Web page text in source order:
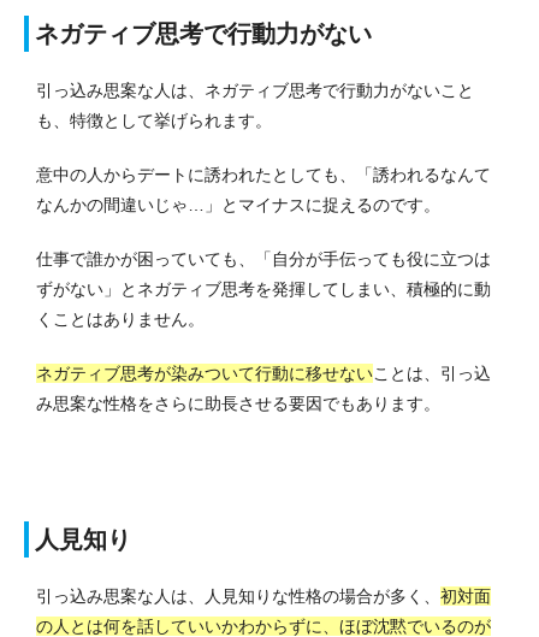
ネガティブ思考で行動力がない
引っ込み思案な人は、ネガティブ思考で行動力がないこと
も、特徴として挙げられます。
意中の人からデートに誘われたとしても、「誘われるなんて
なんかの間違いじゃ…」とマイナスに捉えるのです。
仕事で誰かが困っていても、「自分が手伝っても役に立つは
ずがない」とネガティブ思考を発揮してしまい、積極的に動
くことはありません。
ネガティブ思考が染みついて行動に移せないことは、引っ込
み思案な性格をさらに助長させる要因でもあります。
人見知り
引っ込み思案な人は、人見知りな性格の場合が多く、 初対面
の人とは何を話していいかわからずに、ほぼ沈黙でいるのが